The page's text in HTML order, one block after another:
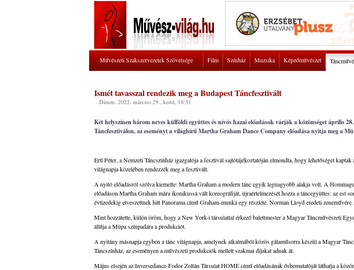
Művészeti Szakszervezetek Szövetsége Film Színház Muzsika Képzőművészet
Ismét tavasszal rendezik meg a Budapest Táncfesztivált
Dátum: 2022. március 29., kedd, 18:31
Két helyszínen három neves külföldi együttes és nívós hazai előadások várják a közönséget április
Táncfesztiválon, az eseményt a világhírű Martha Graham Dance Company előadása nyitja meg a
Ertl Péter, a Nemzeti Táncszínház igazgatója a fesztivál sajtótájékoztatóján elmondta, hogy lehetőséget
világnapja közelében rendezzék meg a fesztivált.
A nyitó előadásról szólva kiemelte: Martha Graham a modern tánc egyik legnagyobb alakja volt. A
előadáson Martha Graham mára ikonikussá vált koreográfiját, újraértelmezését hozza a táncegyüttes: az est
évtizedekig elveszettnek hitt Panorama című Graham-munka egy részlete, Norman Lloyd eredeti zeneművére.
Mint hozzátette, külön öröm, hogy a New York-i társulattal érkező balettmester a Magyar Táncművészeti
állítja a Müpa színpadára a produkciót.
A nyitány másnapja egyben a tánc világnapja, amelynek alkalmából közös gálaműsorra készül a Magyar
Táncszínház, az eseményen a művészeti produkciók mellett szakmai díjakat adnak át.
Május elsején az Inversedance-Fodor Zoltán Társulat HOME című előadásának ősbemutatóját láthatja a